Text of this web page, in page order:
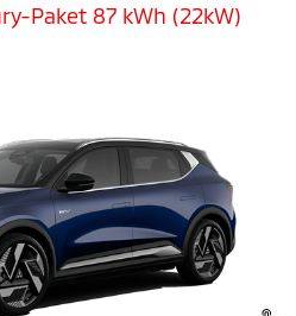
Paket 87 kWh (22kW)